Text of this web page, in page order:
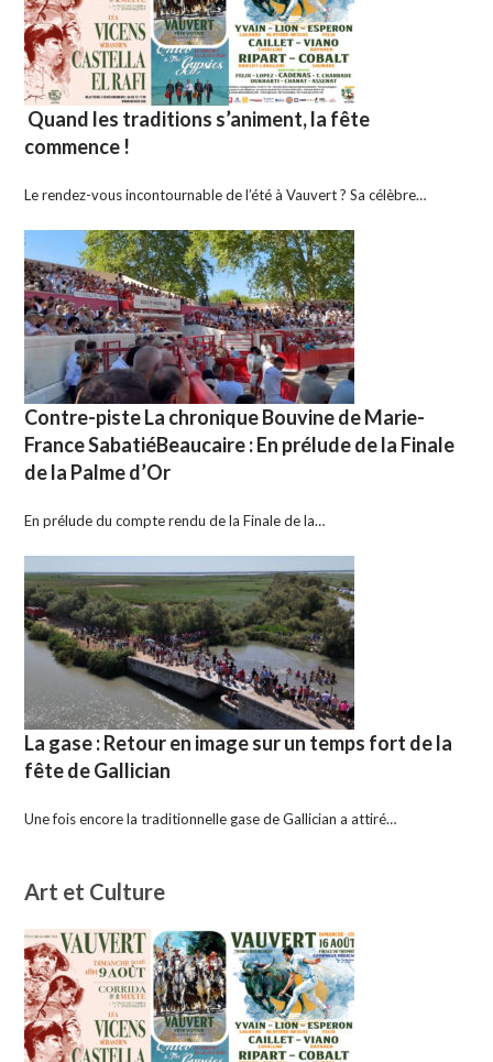
Quand les traditions s’animent, la fête
commence !
Le rendez-vous incontournable de l’été à Vauvert ? Sa célèbre…
Contre-piste La chronique Bouvine de Marie-
France SabatiéBeaucaire : En prélude de la Finale
de la Palme d’Or
En prélude du compte rendu de la Finale de la…
La gase : Retour en image sur un temps fort de la
fête de Gallician
Une fois encore la traditionnelle gase de Gallician a attiré…
Art et Culture